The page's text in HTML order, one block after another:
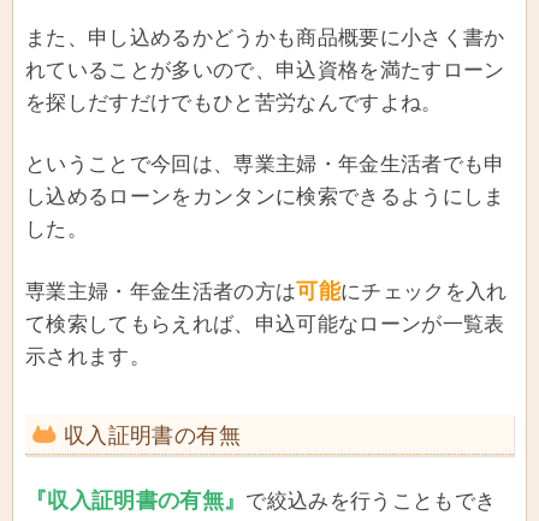
また、申し込めるかどうかも商品概要に小さく書か
れていることが多いので、申込資格を満たすローン
を探しだすだけでもひと苦労なんですよね。
ということで今回は、専業主婦・年金生活者でも申
し込めるローンをカンタンに検索できるようにしま
した。
専業主婦・年金生活者の方は可能にチェックを入れ
て検索してもらえれば、申込可能なローンが一覧表
示されます。
収入証明書の有無
『収入証明書の有無』 で絞込みを行うこともでき